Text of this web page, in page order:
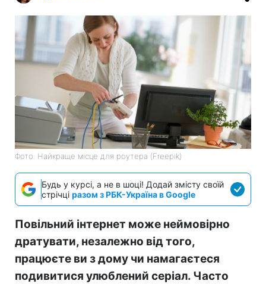
Фото: Найкраще місце для роутера (Freepik)
Будь у курсі, а не в шоці! Додай змісту своїй
стрічці разом з РБК-Україна в Google
Повільний інтернет може неймовірно
дратувати, незалежно від того,
працюєте ви з дому чи намагаєтеся
подивитися улюблений серіал. Часто